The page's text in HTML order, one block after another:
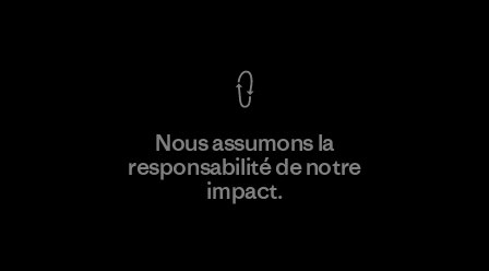
Nous assumons la
responsabilité de notre
impact.